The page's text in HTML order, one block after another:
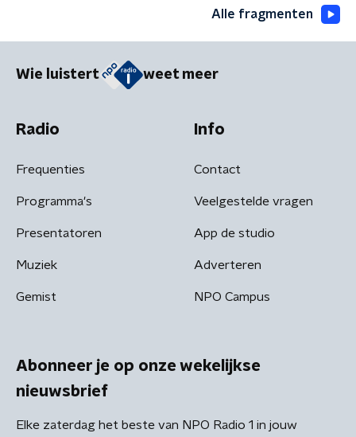
Alle fragmenten
Wie luistert weet meer
Radio
Frequenties
Programma's
Presentatoren
Muziek
Gemist
Info
Contact
Veelgestelde vragen
App de studio
Adverteren
NPO Campus
Abonneer je op onze wekelijkse
nieuwsbrief
Elke zaterdag het beste van NPO Radio 1 in jouw